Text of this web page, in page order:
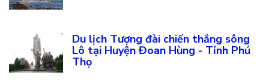
Du lịch Tượng đài chiến thắng sông
Lô tại Huyện Đoan Hùng - Tỉnh Phú
Thọ